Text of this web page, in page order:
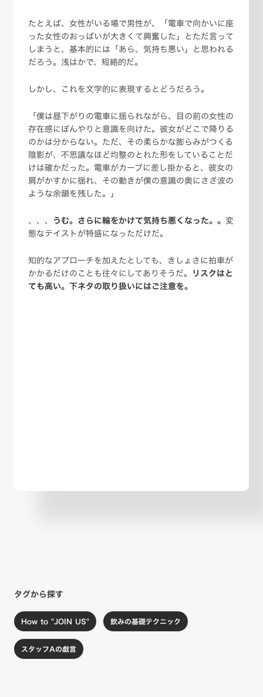
たとえば、女性がいる場で男性が、「電車で向かいに座
った女性のおっぱいが大きくて興奮した」とただ言って
しまうと、基本的には「あら、気持ち悪い」と思われる
だろう。浅はかで、短絡的だ。
しかし、これを文学的に表現するとどうだろう。
「僕は昼下がりの電車に揺られながら、目の前の女性の
存在感にぼんやりと意識を向けた。彼女がどこで降りる
のかは分からない。ただ、その柔らかな膨らみがつくる
陰影が、不思議なほど均整のとれた形をしていることだ
けは確かだった。電車がカーブに差し掛かると、彼女の
肩がかすかに揺れ、その動きが僕の意識の奥にさざ波の
ような余韻を残した。」
、、、 うむ。さらに輪をかけて気持ち悪くなった。。 変
態なテイストが特盛になっただけだ。
知的なアプローチを加えたとしても、きしょさに拍車が
かかるだけのことも往々にしてありそうだ。 リスクはと
ても高い。下ネタの取り扱いにはご注意を。
タグから探す
How to "JOIN US" 飲みの基礎テクニック
スタッフAの戯言